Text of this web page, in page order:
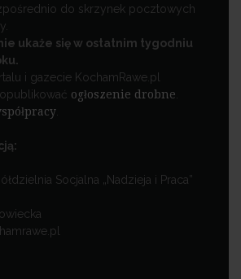
do skrzynek pocztowych
ukaże się w ostatnim tygodniu
i gazecie KochamRawe.pl
ogłoszenie drobne.
.
Socjalna „Nadzieja i Praca”